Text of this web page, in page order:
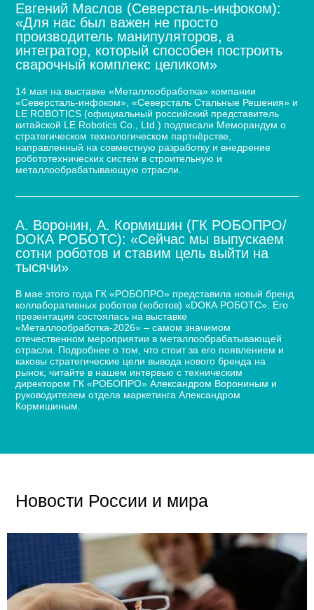
Евгений Маслов (Северсталь-инфоком):
«Для нас был важен не просто
производитель манипуляторов, а
интегратор, который способен построить
сварочный комплекс целиком»
14 мая на выставке «Металлообработка» компании
«Северсталь-инфоком», «Северсталь Стальные Решения» и
LE ROBOTICS (официальный российский представитель
китайской LE Robotics Co., Ltd.) подписали Меморандум о
стратегическом технологическом партнёрстве,
направленный на совместную разработку и внедрение
робототехнических систем в строительную и
металлообрабатывающую отрасли.
А. Воронин, А. Кормишин (ГК РОБОПРО/
DOКА РОБОТС): «Сейчас мы выпускаем
сотни роботов и ставим цель выйти на
тысячи»
В мае этого года ГК «РОБОПРО» представила новый бренд
коллаборативных роботов (коботов) «DОКА РОБОТС». Его
презентация состоялась на выставке
«Металлообработка-2026» – самом значимом
отечественном мероприятии в металлообрабатывающей
отрасли. Подробнее о том, что стоит за его появлением и
каковы стратегические цели вывода нового бренда на
рынок, читайте в нашем интервью с техническим
директором ГК «РОБОПРО» Александром Ворониным и
руководителем отдела маркетинга Александром
Кормишиным.
Новости России и мира